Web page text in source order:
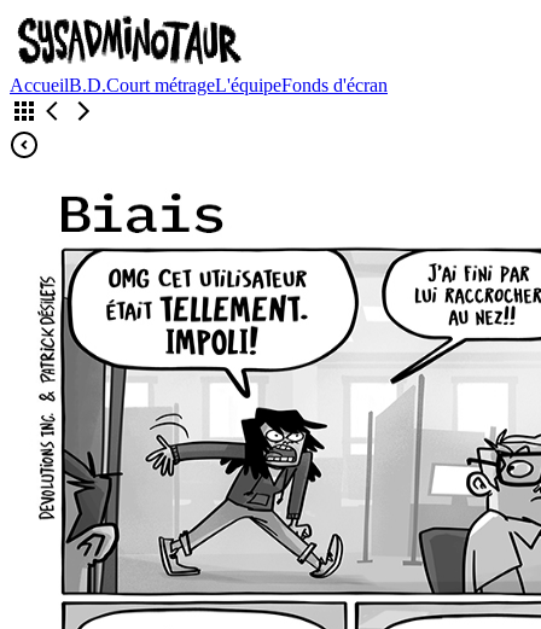
AccueilB.D.Court métrageL'équipeFonds d'écran